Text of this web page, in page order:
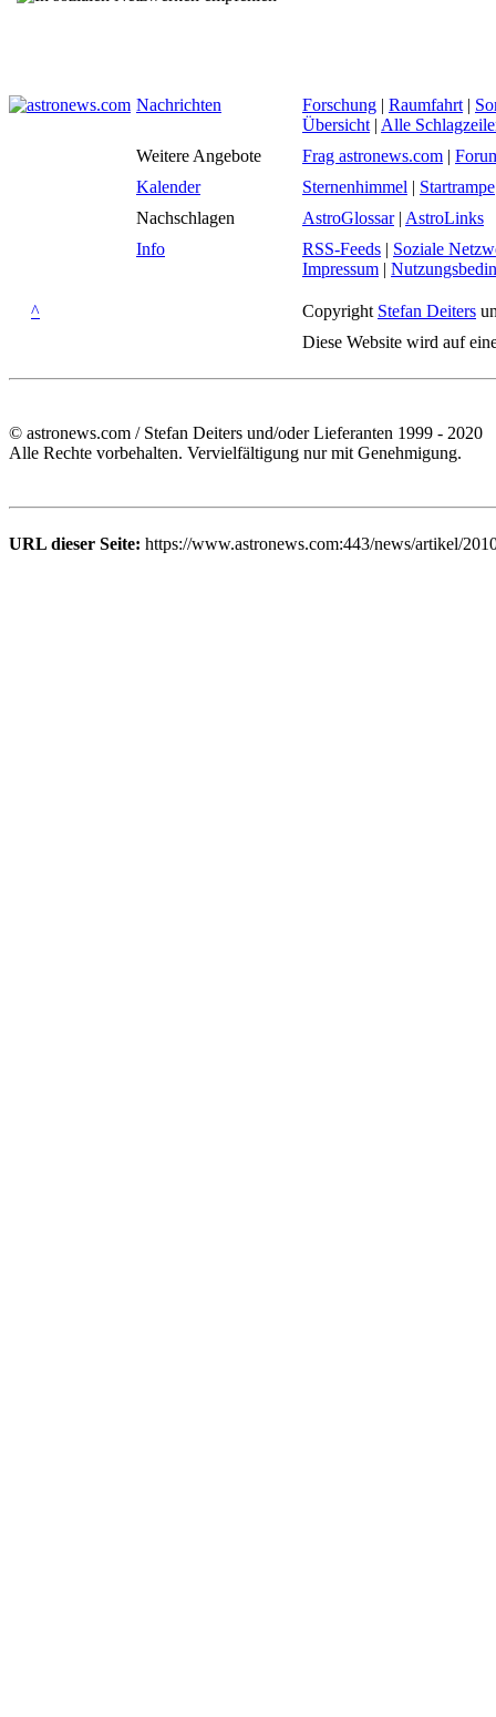
Nachrichten Forschung | Raumfahrt |
Übersicht | Alle
Weitere Angebote
Frag astronews.com |
Kalender
Sternenhimmel | Startrampe
Nachschlagen
AstroGlossar| AstroLinks
Info
RSS-Feeds | Soziale
Impressum |
^ Copyright Stefan Deiters
Diese Website wird auf
© astronews.com / Stefan Deiters und/oder Lieferanten 1999 - 2020
Alle Rechte vorbehalten. Vervielfältigung nur mit Genehmigung.
URL dieser Seite: https://www.astronews.com:443/news/artikel/